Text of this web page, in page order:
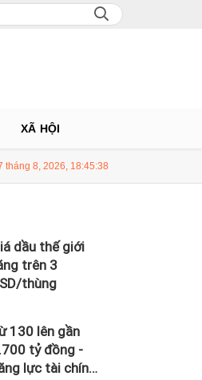
XÃ HỘI
Nam kinh doanh thua lỗ
tháng 8, 2026, 18:45:39
dầu thế giới
trên 3
thùng
130 lên gần
tỷ đồng -
lực tài chính